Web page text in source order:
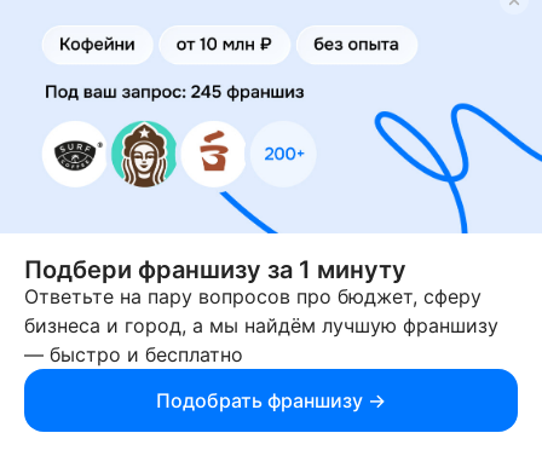
больше риски. Начать инвестировать может
любой взрослый человек. С любой суммы.
Акции некоторых компаний стоят дёшево. А
для инвестиций в недвижимость и бизнес
потребуются большие суммы. Инвестировать
в бизнес можно как на этапах бизнес-плана,
так и в действующие фирмы с прибылью,
Подбери франшизу за 1 минуту
Ответьте на пару вопросов про бюджет, сферу
бизнеса и город, а мы найдём лучшую франшизу
— быстро и бесплатно
Подобрать франшизу →